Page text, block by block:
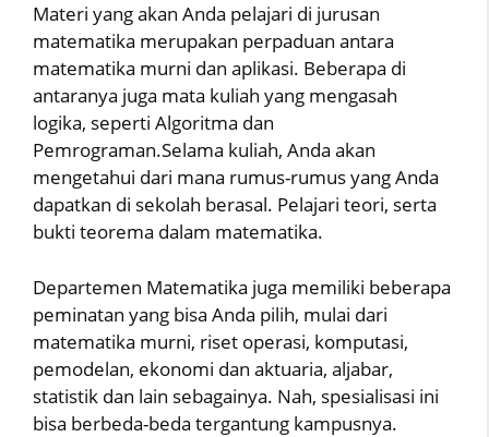
Materi yang akan Anda pelajari di jurusan
matematika merupakan perpaduan antara
matematika murni dan aplikasi. Beberapa di
antaranya juga mata kuliah yang mengasah
logika, seperti Algoritma dan
Pemrograman.Selama kuliah, Anda akan
mengetahui dari mana rumus-rumus yang Anda
dapatkan di sekolah berasal. Pelajari teori, serta
bukti teorema dalam matematika.
Departemen Matematika juga memiliki beberapa
peminatan yang bisa Anda pilih, mulai dari
matematika murni, riset operasi, komputasi,
pemodelan, ekonomi dan aktuaria, aljabar,
statistik dan lain sebagainya. Nah, spesialisasi ini
bisa berbeda-beda tergantung kampusnya.